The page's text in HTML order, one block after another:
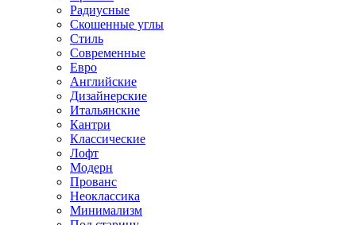
Радиусные
Скошенные углы
Стиль
Современные
Евро
Английские
Дизайнерские
Итальянские
Кантри
Классические
Лофт
Модерн
Прованс
Неоклассика
Минимализм